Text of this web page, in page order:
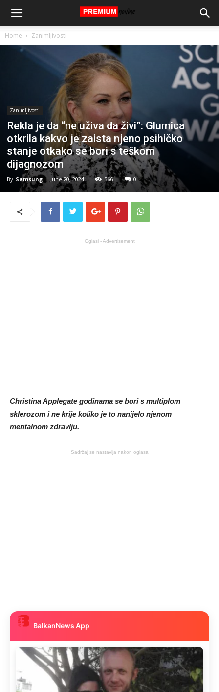
Home Zanimljivosti
Zanimljivosti
Rekla je da “ne uživa da živi”: Glumica
otkrila kakvo je zaista njeno psihičko
stanje otkako se bori s teškom
dijagnozom
By Samsung - June 20, 2024 566 0
Oglasi - Advertisement
Christina Applegate godinama se bori s multiplom
sklerozom i ne krije koliko je to nanijelo njenom
mentalnom zdravlju.
Sadržaj se nastavlja nakon oglasa
BalkanNews App